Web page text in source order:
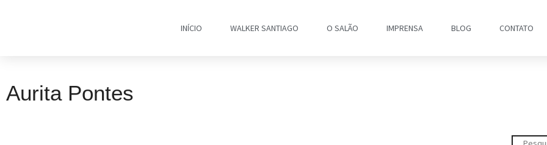
INÍCIO WALKER SANTIAGO O SALÃO IMPRENSA BLOG CONTATO
Aurita Pontes